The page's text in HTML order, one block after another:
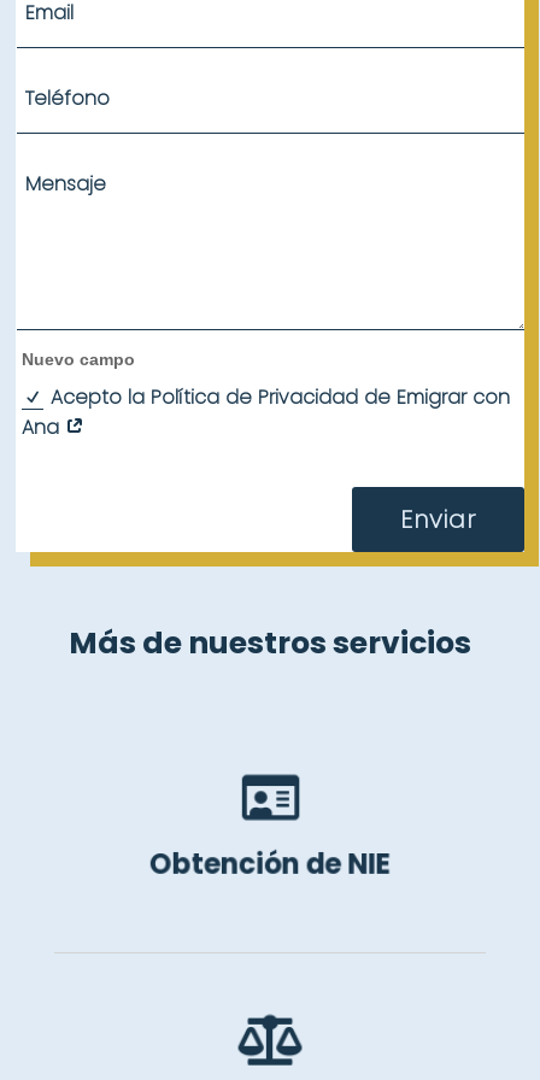
Nuevo campo
Acepto la Política de Privacidad de Emigrar con
Ana
Enviar
Más de nuestros servicios

Obtención de NIE
Te ayudamos para la solicitud del NIE en

Te asesoramos y acompañamos para